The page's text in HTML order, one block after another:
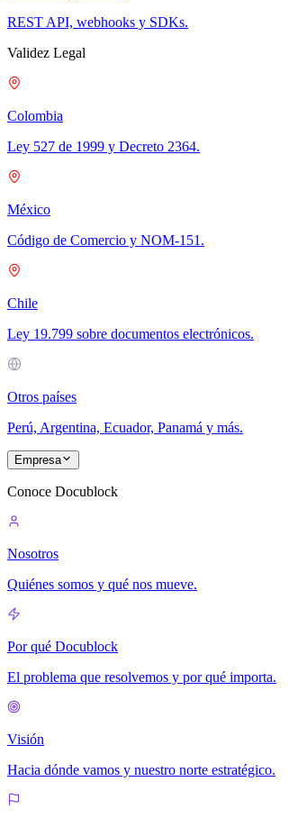
REST API, webhooks y SDKs.
Validez Legal
Colombia
Ley 527 de 1999 y Decreto 2364.
México
Código de Comercio y NOM-151.
Chile
Ley 19.799 sobre documentos electrónicos.
Otros países
Perú, Argentina, Ecuador, Panamá y más.
Empresa
Conoce Docublock
Nosotros
Quiénes somos y qué nos mueve.
Por qué Docublock
El problema que resolvemos y por qué importa.
Visión
Hacia dónde vamos y nuestro norte estratégico.